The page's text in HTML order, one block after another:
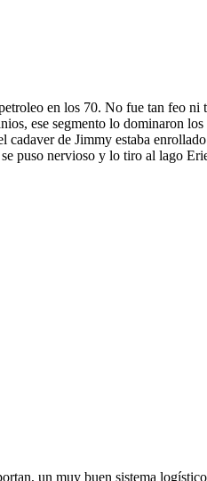
en los 70. No fue tan feo
ese segmento lo dominaron los
de Jimmy estaba
puso nervioso y lo tiro al lago
un muy buen sistema